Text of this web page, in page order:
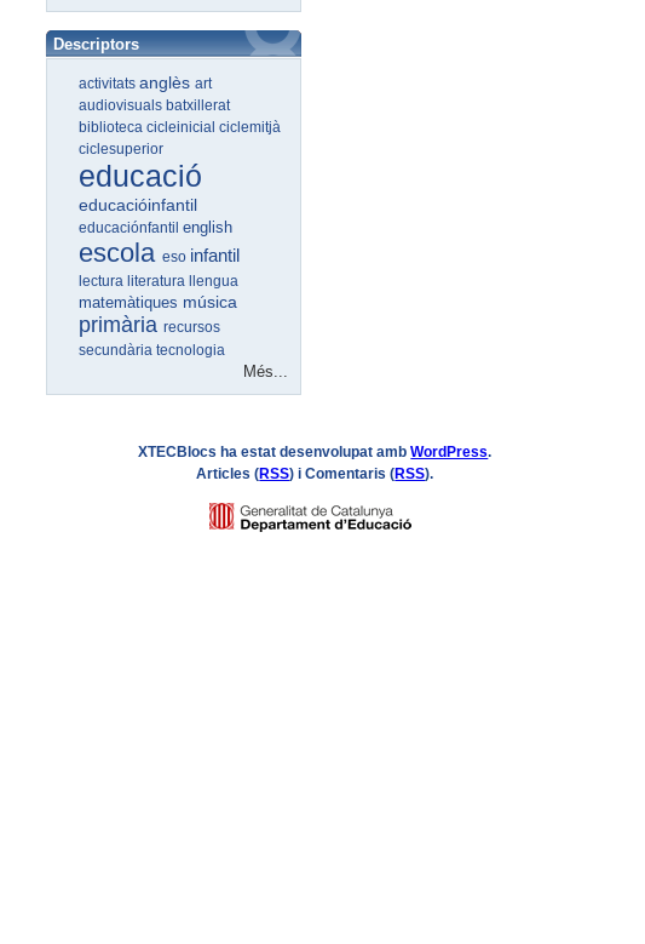
Descriptors
activitatsanglèsart
audiovisualsbatxillerat
bibliotecacicleinicialciclemitjà
ciclesuperior
educació
educacióinfantil
educaciónfantilenglish
escolaeso infantil
lecturaliteraturallengua
matemàtiques música
primàriarecursos
secundàriatecnologia
Més...
XTECBlocs ha estat desenvolupat ambWordPress.
Articles (RSS) i Comentaris (RSS).
Logo GENCAT